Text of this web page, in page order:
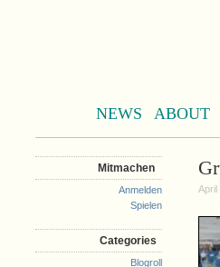
NEWS ABOUT
Mitmachen
Anmelden
Spielen
Categories
Blogroll
April